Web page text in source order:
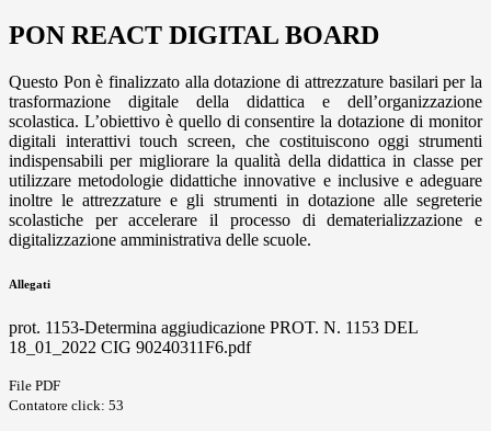
PON REACT DIGITAL BOARD
Questo Pon è finalizzato alla dotazione di attrezzature basilari per la
trasformazione digitale della didattica e dell’organizzazione
scolastica. L’obiettivo è quello di consentire la dotazione di monitor
digitali interattivi touch screen, che costituiscono oggi strumenti
indispensabili per migliorare la qualità della didattica in classe per
utilizzare metodologie didattiche innovative e inclusive e adeguare
inoltre le attrezzature e gli strumenti in dotazione alle segreterie
scolastiche per accelerare il processo di dematerializzazione e
digitalizzazione amministrativa delle scuole.
Allegati
prot. 1153-Determina aggiudicazione PROT. N. 1153 DEL
18_01_2022 CIG 90240311F6.pdf
File PDF
Contatore click: 53